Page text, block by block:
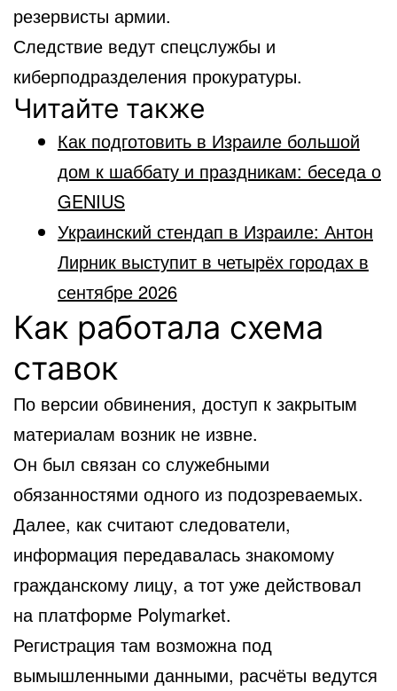
резервисты армии.
Следствие ведут спецслужбы и
киберподразделения прокуратуры.
Читайте также
Как подготовить в Израиле большой
дом к шаббату и праздникам: беседа о
GENIUS
Украинский стендап в Израиле: Антон
Лирник выступит в четырёх городах в
сентябре 2026
Как работала схема
ставок
По версии обвинения, доступ к закрытым
материалам возник не извне.
Он был связан со служебными
обязанностями одного из подозреваемых.
Далее, как считают следователи,
информация передавалась знакомому
гражданскому лицу, а тот уже действовал
на платформе Polymarket.
Регистрация там возможна под
вымышленными данными, расчёты ведутся